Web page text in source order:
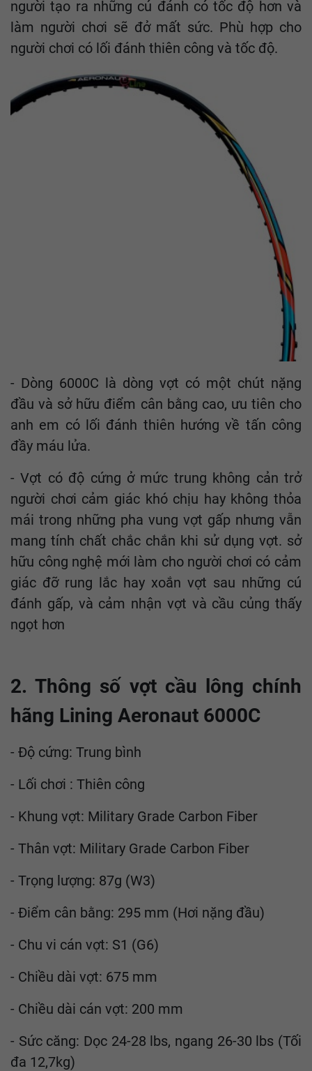
người tạo ra những cú đánh có tốc độ hơn và
làm người chơi sẽ đở mất sức. Phù hợp cho
người chơi có lối đánh thiên công và tốc độ.
- Dòng 6000C là dòng vợt có một chút nặng
đầu và sở hữu điểm cân bằng cao, ưu tiên cho
anh em có lối đánh thiên hướng về tấn công
đầy máu lửa.
- Vợt có độ cứng ở mức trung không cản trở
người chơi cảm giác khó chịu hay không thỏa
mái trong những pha vung vợt gấp nhưng vẫn
mang tính chất chắc chắn khi sử dụng vợt. sở
hữu công nghệ mới làm cho người chơi có cảm
giác đỡ rung lắc hay xoắn vợt sau những cú
đánh gấp, và cảm nhận vợt và cầu củng thấy
ngọt hơn
2. Thông số vợt cầu lông chính
hãng Lining Aeronaut 6000C
- Độ cứng: Trung bình
- Lối chơi : Thiên công
- Khung vợt: Military Grade Carbon Fiber
- Thân vợt: Military Grade Carbon Fiber
- Trọng lượng: 87g (W3)
- Điểm cân bằng: 295 mm (Hơi nặng đầu)
- Chu vi cán vợt: S1 (G6)
- Chiều dài vợt: 675 mm
- Chiều dài cán vợt: 200 mm
- Sức căng: Dọc 24-28 lbs, ngang 26-30 lbs (Tối
đa 12,7kg)